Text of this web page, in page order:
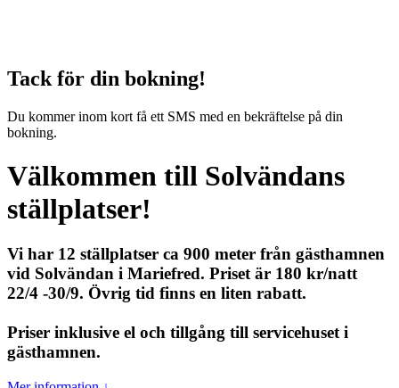
Tack för din bokning!
Du kommer inom kort få ett SMS med en bekräftelse på din
bokning.
Välkommen till Solvändans
ställplatser!
Vi har 12 ställplatser ca 900 meter från gästhamnen
vid Solvändan i Mariefred. Priset är 180 kr/natt
22/4 -30/9. Övrig tid finns en liten rabatt.
Priser inklusive el och tillgång till servicehuset i
gästhamnen.